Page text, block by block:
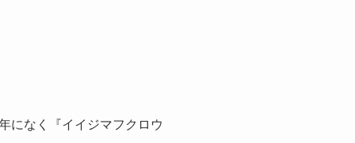
になく『イイジマフクロウ